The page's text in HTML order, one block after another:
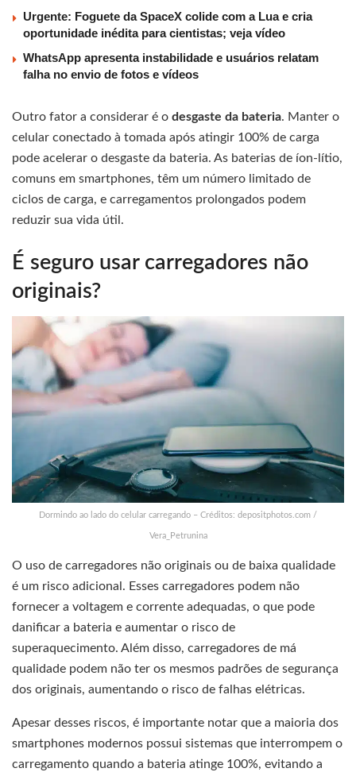
Urgente: Foguete da SpaceX colide com a Lua e cria
oportunidade inédita para cientistas; veja vídeo
WhatsApp apresenta instabilidade e usuários relatam
falha no envio de fotos e vídeos
Outro fator a considerar é o desgaste da bateria. Manter o
celular conectado à tomada após atingir 100% de carga
pode acelerar o desgaste da bateria. As baterias de íon-lítio,
comuns em smartphones, têm um número limitado de
ciclos de carga, e carregamentos prolongados podem
reduzir sua vida útil.
É seguro usar carregadores não
originais?
Dormindo ao lado do celular carregando – Créditos: depositphotos.com /
Vera_Petrunina
O uso de carregadores não originais ou de baixa qualidade
é um risco adicional. Esses carregadores podem não
fornecer a voltagem e corrente adequadas, o que pode
danificar a bateria e aumentar o risco de
superaquecimento. Além disso, carregadores de má
qualidade podem não ter os mesmos padrões de segurança
dos originais, aumentando o risco de falhas elétricas.
Apesar desses riscos, é importante notar que a maioria dos
smartphones modernos possui sistemas que interrompem o
carregamento quando a bateria atinge 100%, evitando a